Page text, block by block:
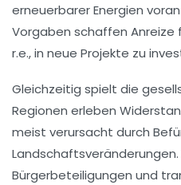
erneuerbarer Energien
Vorgaben schaffen Anreize
r.e., in neue Projekte zu
Gleichzeitig spielt die
Regionen erleben
meist verursacht durch
Bürgerbeteiligungen und